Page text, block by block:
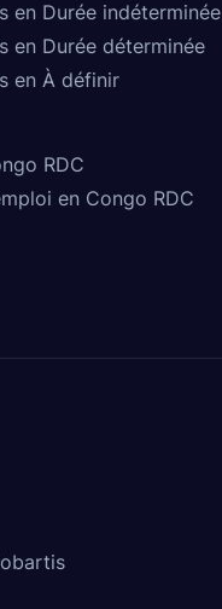
en Durée indéterminée
en Durée déterminée
en À définir
RDC
en Congo RDC